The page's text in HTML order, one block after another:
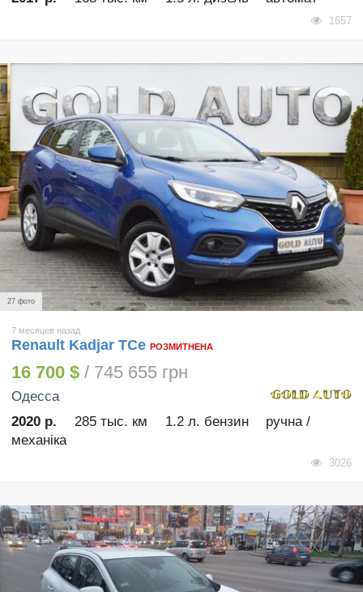
1657
27 фото
7 месяцев назад
Renault Kadjar TCe РОЗМИТНЕНА
16 700 $ / 745 655 грн
Одесса
2020 р.
285 тыс. км 1.2 л. бензин
ручна /
механіка
3026